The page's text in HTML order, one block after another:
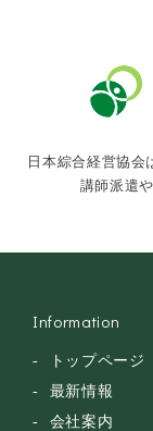
キャス
俳優・タ
落語・講
安全大会
日本綜合経営協会
講師派遣
Information
トップページ
最新情報
会社案内